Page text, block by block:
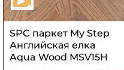
SPC паркет My Step
Английская елка
Aqua Wood MSV15H